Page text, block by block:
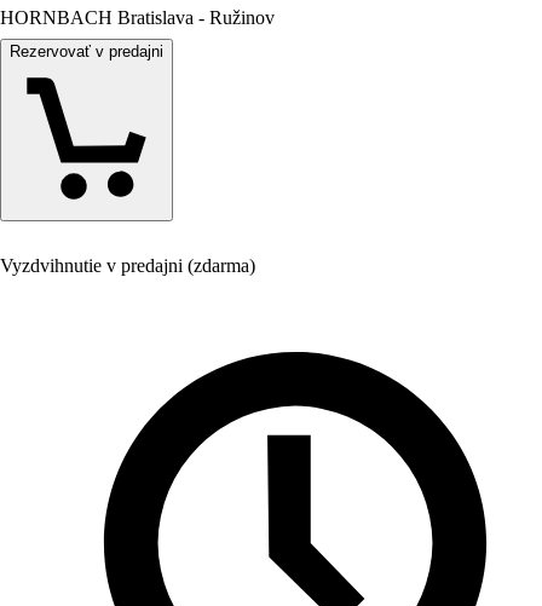
HORNBACH Bratislava - Ružinov
Rezervovať v predajni
Vyzdvihnutie v predajni (zdarma)